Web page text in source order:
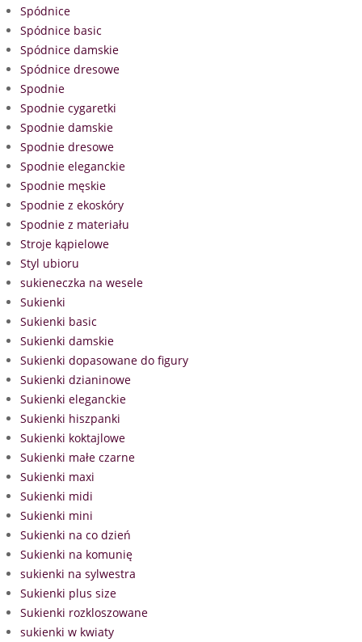
Spódnice
Spódnice basic
Spódnice damskie
Spódnice dresowe
Spodnie
Spodnie cygaretki
Spodnie damskie
Spodnie dresowe
Spodnie eleganckie
Spodnie męskie
Spodnie z ekoskóry
Spodnie z materiału
Stroje kąpielowe
Styl ubioru
sukieneczka na wesele
Sukienki
Sukienki basic
Sukienki damskie
Sukienki dopasowane do figury
Sukienki dzianinowe
Sukienki eleganckie
Sukienki hiszpanki
Sukienki koktajlowe
Sukienki małe czarne
Sukienki maxi
Sukienki midi
Sukienki mini
Sukienki na co dzień
Sukienki na komunię
sukienki na sylwestra
Sukienki plus size
Sukienki rozkloszowane
sukienki w kwiaty